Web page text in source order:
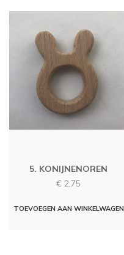
5. KONIJNENOREN
€ 2,75
TOEVOEGEN AAN WINKELWAGEN